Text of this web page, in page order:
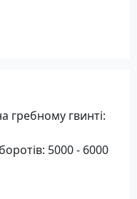
гребному гвинті:
5000 - 6000